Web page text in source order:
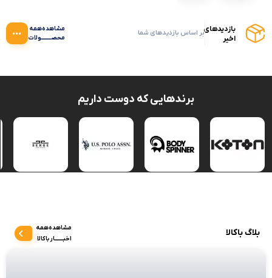
بازدیدهای
اخیر
بر اساس بازدیدهای شما
مشاهده‌همه
محصــــــــولات‌
برندهایی که دوست داریم
بلاگ باکالا
مشاهده‌همه
اخبـــــــار باکالا